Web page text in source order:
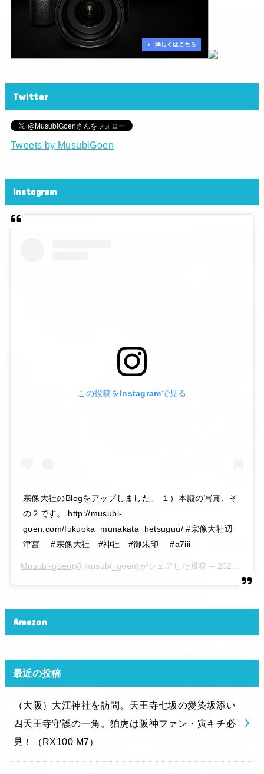
Twitter
Tweets by MusubiGoen
Instagram
この投稿をInstagramで見る
宗像大社のBlogをアップしました。 １）本殿の写真、そ
の２です。 http://musubi-
goen.com/fukuoka_munakata_hetsuguu/ #宗像大社辺
津宮 #宗像大社 #神社 #御朱印 #a7iii
Musubi-goen(@musubi_goen)がシェアした投稿 – 2020年 6月月6日午後10時15分PDT
Amazon
最近の投稿
（大阪）大江神社を訪問。天王寺七坂の愛染坂添い
四天王寺守護の一角。狛虎は阪神ファン・寅キチ必
見！（RX100 M7）